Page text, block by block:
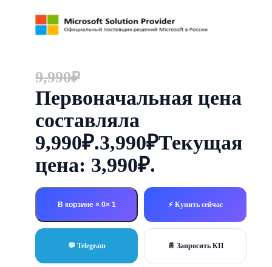
9,990₽
Первоначальная цена
составляла
9,990₽.3,990₽Текущая
цена: 3,990₽.
В корзине × 0 ⚡ Купить сейчас
💬 Telegram 📄 Запросить КП